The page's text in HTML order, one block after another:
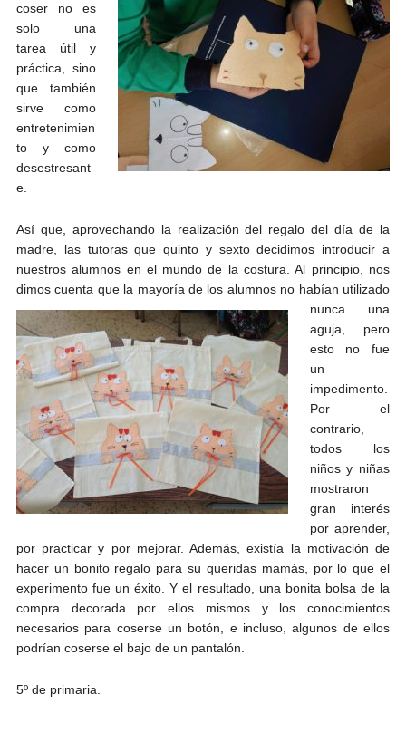
coser no es
solo una
tarea útil y
práctica, sino
que también
sirve como
entretenimien
to y como
desestresant
e.
Así que, aprovechando la realización del regalo del día de la
madre, las tutoras que quinto y sexto decidimos introducir a
nuestros alumnos en el mundo de la costura. Al principio, nos
dimos cuenta que la mayoría de los alumnos no habían utilizado
nunca una
aguja, pero
esto no fue
un
impedimento.
Por el
contrario,
todos los
niños y niñas
mostraron
gran interés
por aprender,
por practicar y por mejorar. Además, existía la motivación de
hacer un bonito regalo para su queridas mamás, por lo que el
experimento fue un éxito. Y el resultado, una bonita bolsa de la
compra decorada por ellos mismos y los conocimientos
necesarios para coserse un botón, e incluso, algunos de ellos
podrían coserse el bajo de un pantalón.
5º de primaria.